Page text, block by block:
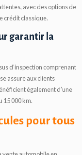
avec des options de
crédit classique.
garantir la
d’inspection comprenant
assure aux clients
également d’une
15 000 km.
pour tous